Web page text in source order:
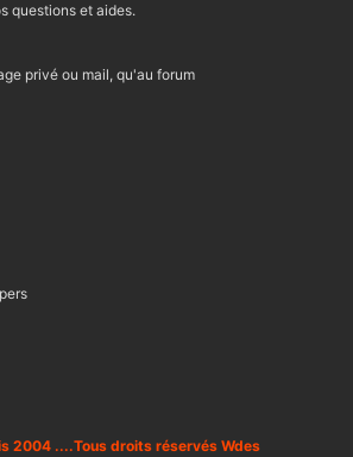
questions et aides.
privé ou mail, qu'au forum
2004 ....Tous droits réservés Wdes